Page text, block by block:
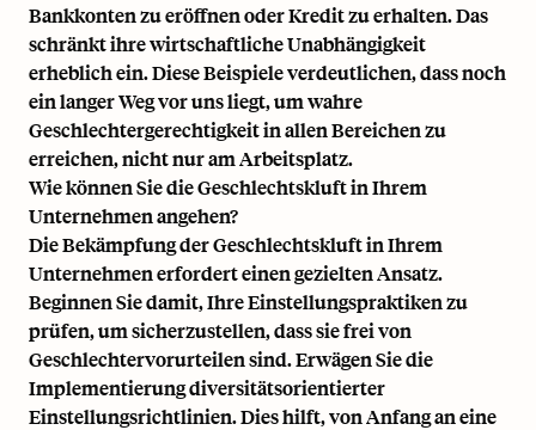
Bankkonten zu eröffnen oder Kredit zu erhalten. Das
schränkt ihre wirtschaftliche Unabhängigkeit
erheblich ein. Diese Beispiele verdeutlichen, dass noch
ein langer Weg vor uns liegt, um wahre
Geschlechtergerechtigkeit in allen Bereichen zu
erreichen, nicht nur am Arbeitsplatz.
Wie können Sie die Geschlechtskluft in Ihrem
Unternehmen angehen?
Die Bekämpfung der Geschlechtskluft in Ihrem
Unternehmen erfordert einen gezielten Ansatz.
Beginnen Sie damit, Ihre Einstellungspraktiken zu
prüfen, um sicherzustellen, dass sie frei von
Geschlechtervorurteilen sind. Erwägen Sie die
Implementierung diversitätsorientierter
Einstellungsrichtlinien. Dies hilft, von Anfang an eine